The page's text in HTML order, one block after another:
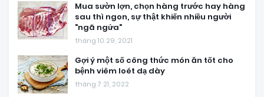
Mua sườn lợn, chọn hàng trước hay hàng
sau thì ngon, sự thật khiến nhiều người
"ngã ngửa"
tháng 10 29, 2021
Gợi ý một số công thức món ăn tốt cho
bệnh viêm loét dạ dày
tháng 7 21, 2022